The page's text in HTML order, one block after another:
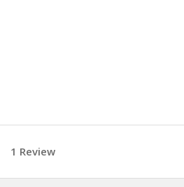
1 Review